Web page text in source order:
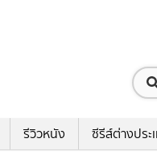
รีวิวหนัง ซีรีส์ต่างประ